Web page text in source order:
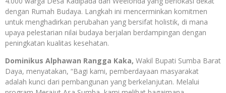
dengan Rumah Budaya. Langkah ini mencerminkan komitmen
untuk menghadirkan perubahan yang bersifat holistik, di mana
upaya pelestarian nilai budaya berjalan berdampingan dengan
peningkatan kualitas kesehatan.
Dominikus Alphawan Rangga Kaka, Wakil Bupati Sumba Barat
Daya, menyatakan, “Bagi kami, pemberdayaan masyarakat
adalah kunci dari pembangunan yang berkelanjutan. Melalui